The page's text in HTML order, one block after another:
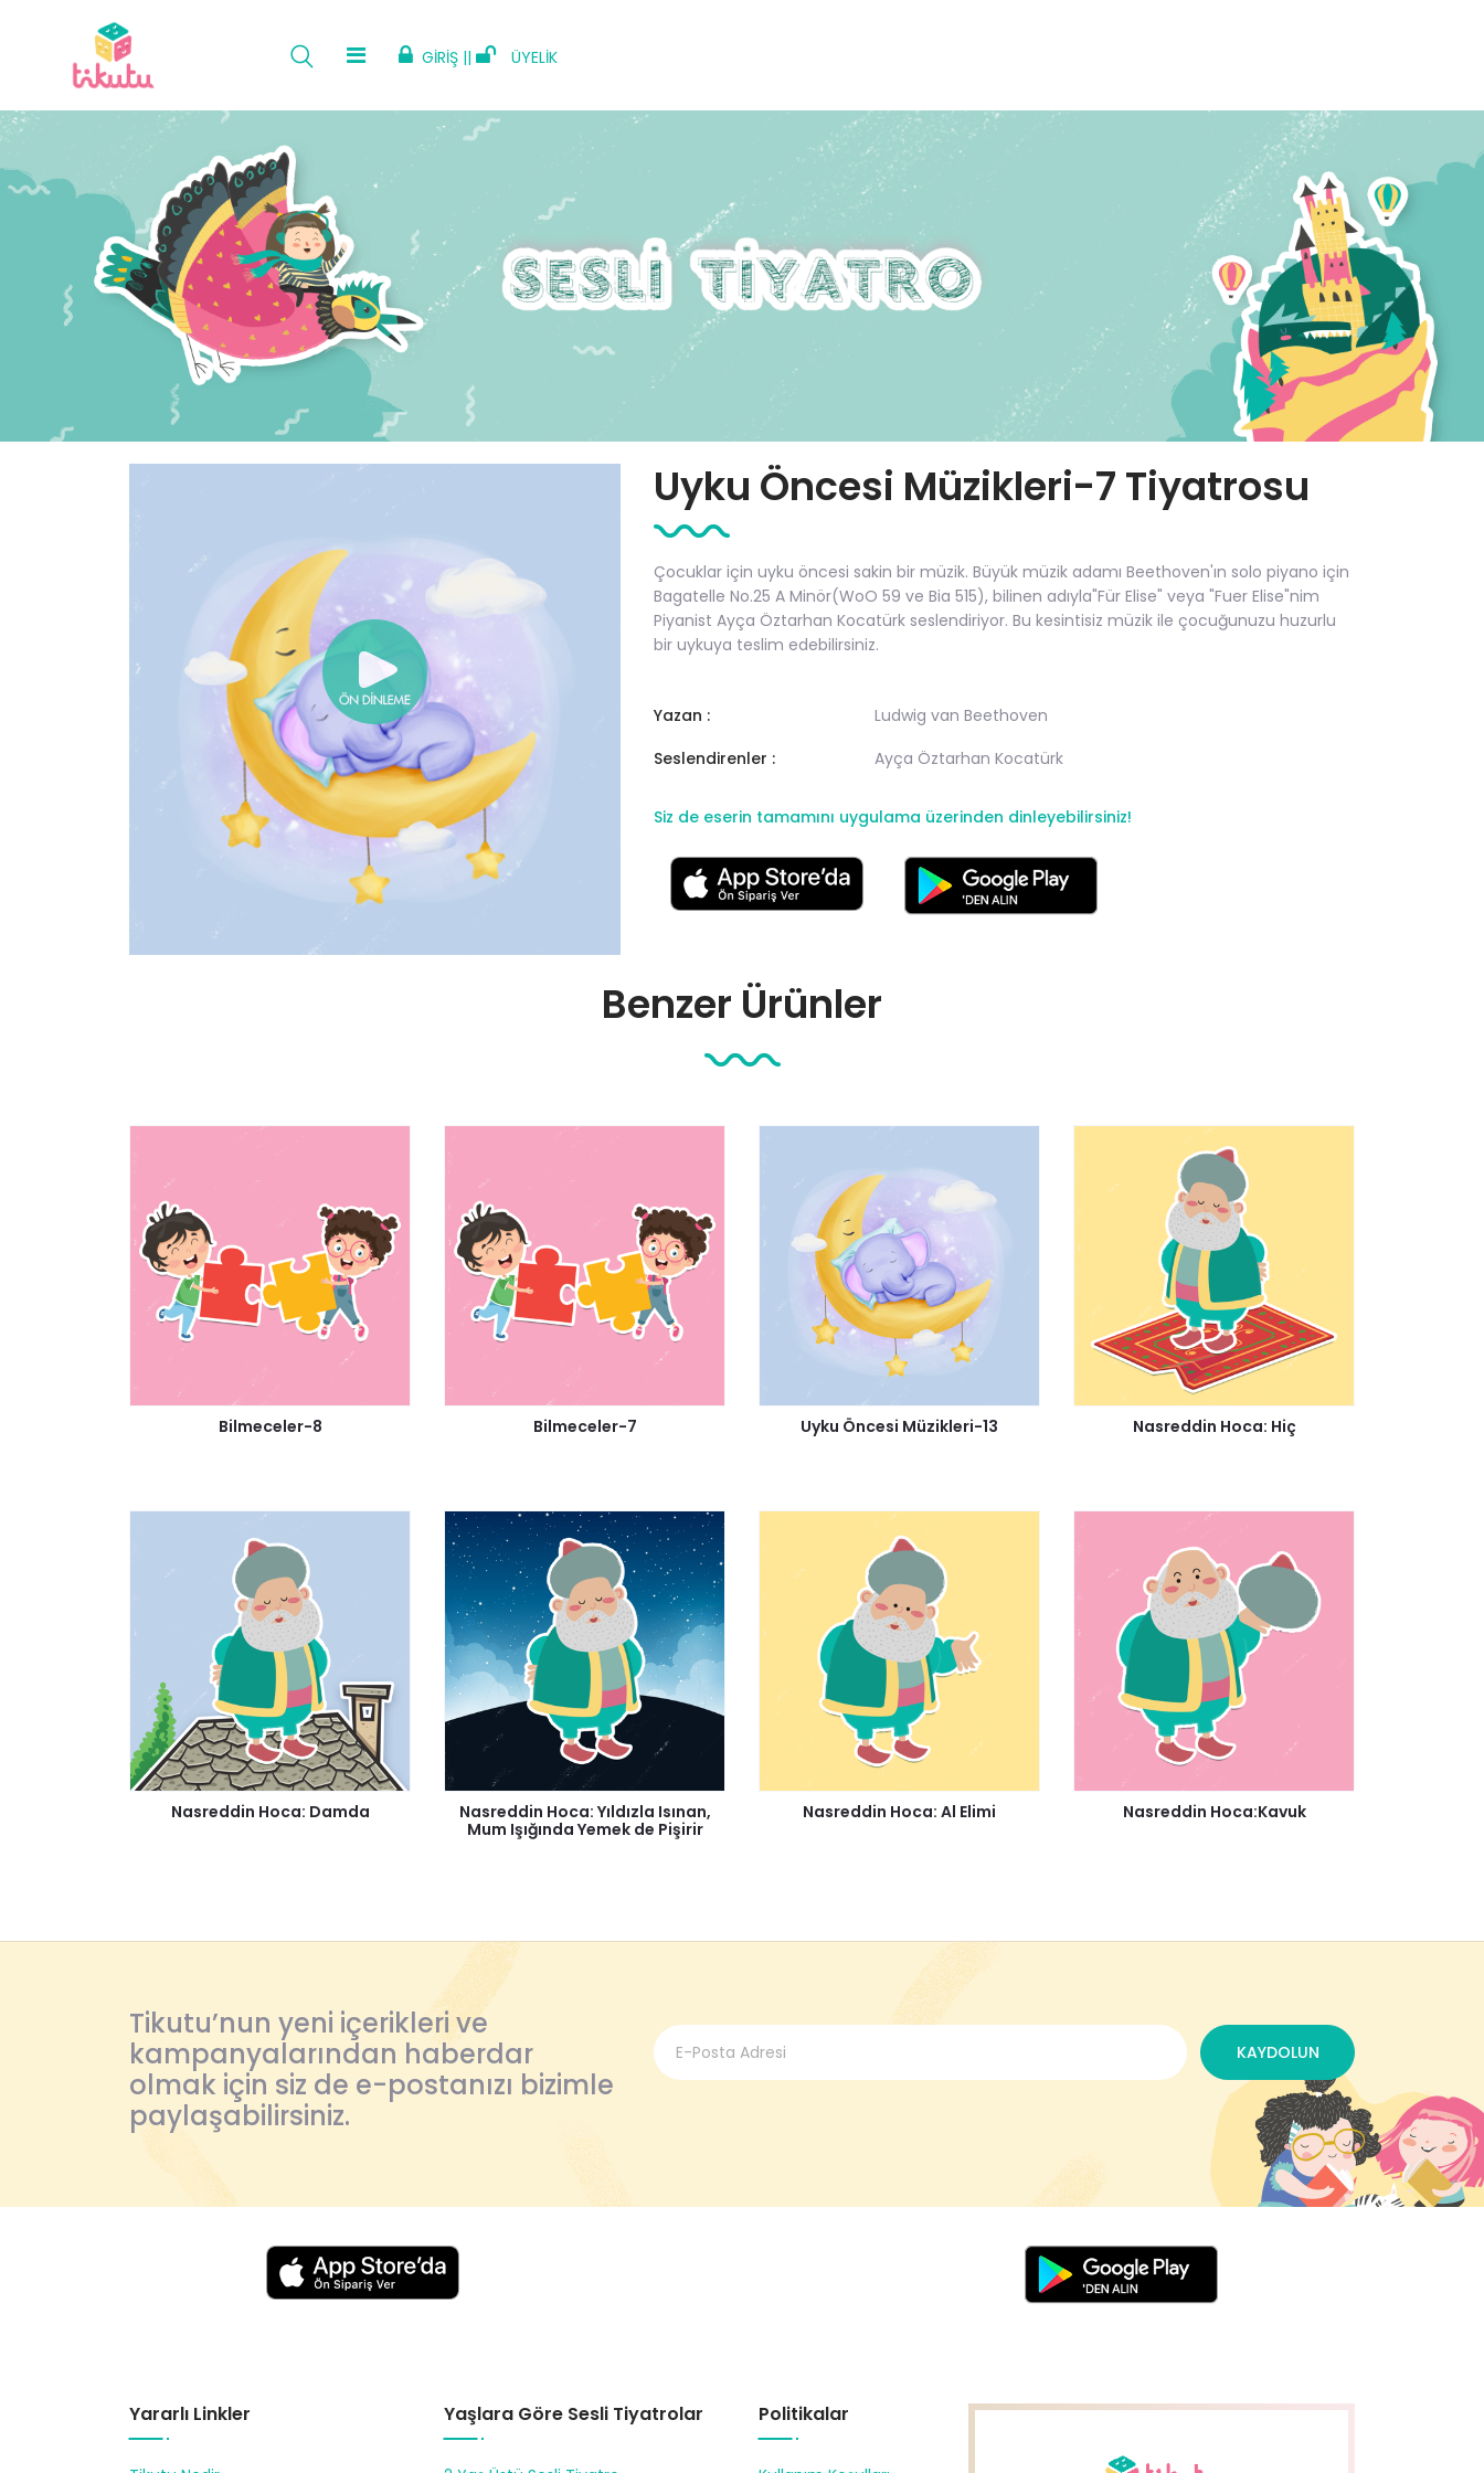
GİRİŞ || ÜYELİK
Uyku Öncesi Müzikleri-7 Tiyatrosu
Çocuklar için uyku öncesi sakin bir müzik. Büyük müzik adamı Beethoven'ın solo piyano için
Bagatelle No.25 A Minör(WoO 59 ve Bia 515), bilinen adıyla"Für Elise" veya "Fuer Elise"nim
Piyanist Ayça Öztarhan Kocatürk seslendiriyor. Bu kesintisiz müzik ile çocuğunuzu huzurlu
bir uykuya teslim edebilirsiniz.
Yazan :
Ludwig van Beethoven
Seslendirenler :
Ayça Öztarhan Kocatürk
Siz de eserin tamamını uygulama üzerinden dinleyebilirsiniz!
Benzer Ürünler
Bilmeceler-8 Bilmeceler-7 Uyku Öncesi Müzikleri-13 Nasreddin Hoca: Hiç
Nasreddin Hoca: Damda
Nasreddin Hoca: Yıldızla Isınan,
Mum Işığında Yemek de Pişirir
Nasreddin Hoca: Al Elimi Nasreddin Hoca:Kavuk
Tikutu’nun yeni içerikleri ve
kampanyalarından haberdar
olmak için siz de e-postanızı bizimle
paylaşabilirsiniz.
KAYDOLUN
Yararlı Linkler Yaşlara Göre Sesli Tiyatrolar Politikalar